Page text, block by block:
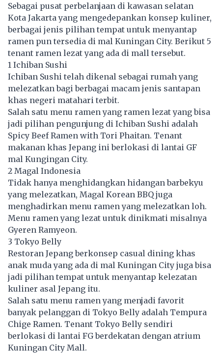
Sebagai pusat perbelanjaan di kawasan selatan
Kota Jakarta yang mengedepankan konsep kuliner,
berbagai jenis pilihan tempat untuk menyantap
ramen pun tersedia di mal Kuningan City. Berikut 5
tenant ramen lezat yang ada di mall tersebut.
1 Ichiban Sushi
Ichiban Sushi telah dikenal sebagai rumah yang
melezatkan bagi berbagai macam jenis santapan
khas negeri matahari terbit.
Salah satu menu ramen yang ramen lezat yang bisa
jadi pilihan pengunjung di Ichiban Sushi adalah
Spicy Beef Ramen with Tori Phaitan. Tenant
makanan khas Jepang ini berlokasi di lantai GF
mal Kungingan City.
2 Magal Indonesia
Tidak hanya menghidangkan hidangan barbekyu
yang melezatkan, Magal Korean BBQ juga
menghadirkan menu ramen yang melezatkan loh.
Menu ramen yang lezat untuk dinikmati misalnya
Gyeren Ramyeon.
3 Tokyo Belly
Restoran Jepang berkonsep casual dining khas
anak muda yang ada di mal Kuningan City juga bisa
jadi pilihan tempat untuk menyantap kelezatan
kuliner asal Jepang itu.
Salah satu menu ramen yang menjadi favorit
banyak pelanggan di Tokyo Belly adalah Tempura
Chige Ramen. Tenant Tokyo Belly sendiri
berlokasi di lantai FG berdekatan dengan atrium
Kuningan City Mall.